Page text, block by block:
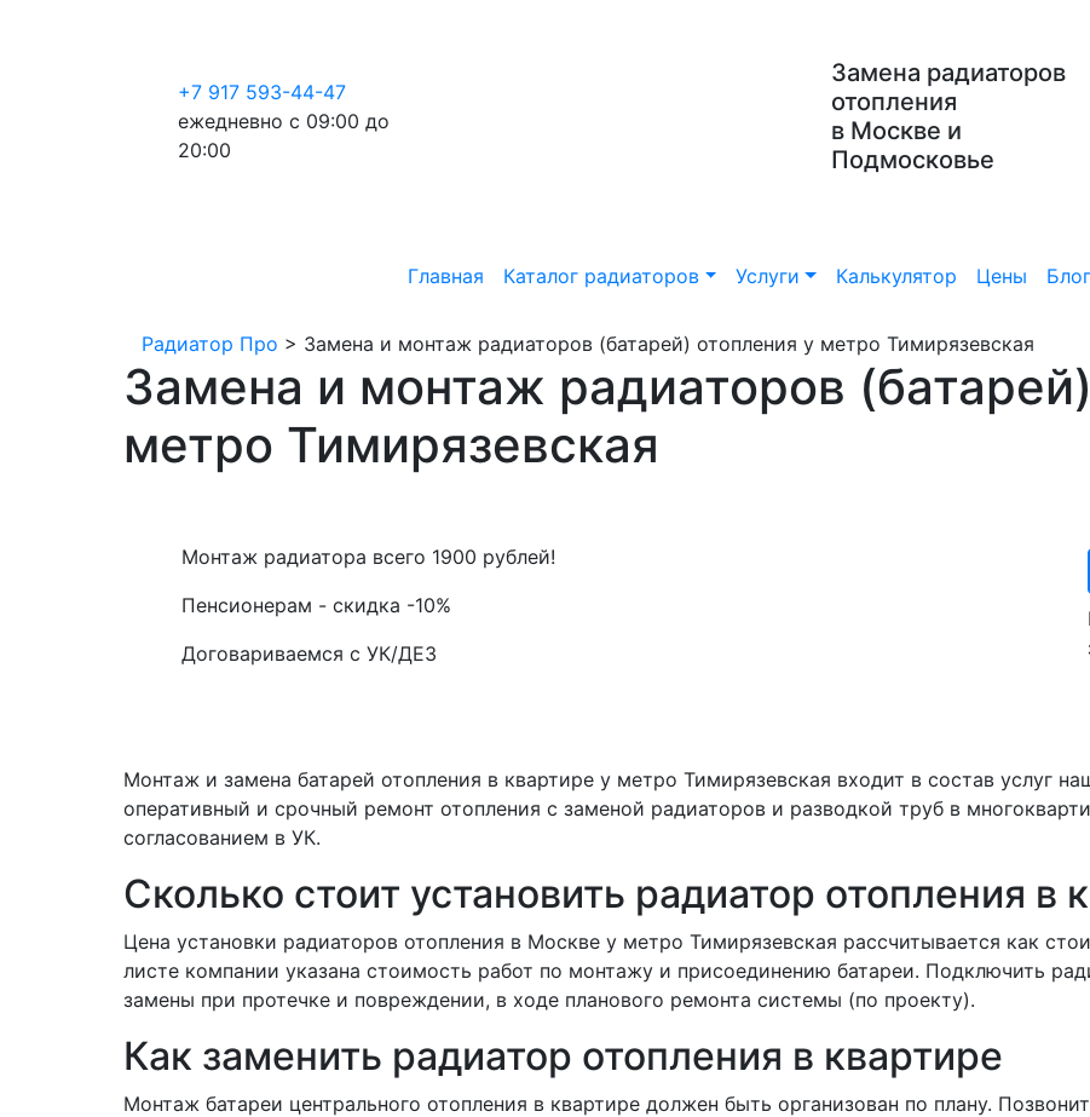
+7 917 593-44-47
ежедневно с 09:00 до
20:00
Замена радиаторов
отопления
в Москве и
Подмосковье
Главная Каталог радиаторов Услуги Калькулятор Цены Блог
Радиатор Про > Замена и монтаж радиаторов (батарей) отопления у метро Тимирязевская
Замена и монтаж радиаторов
метро Тимирязевская
Монтаж радиатора всего 1900 рублей!
Пенсионерам - скидка -10%
Договариваемся с УК/ДЕЗ
Монтаж и замена батарей отопления в квартире у метро Тимирязевская входит в состав услуг
оперативный и срочный ремонт отопления с заменой радиаторов и разводкой труб в
согласованием в УК.
Сколько стоит установить радиатор отопления в
Цена установки радиаторов отопления в Москве у метро Тимирязевская рассчитывается как
листе компании указана стоимость работ по монтажу и присоединению батареи. Подключить
замены при протечке и повреждении, в ходе планового ремонта системы (по проекту).
Как заменить радиатор отопления в квартире
Монтаж батареи центрального отопления в квартире должен быть организован по плану.